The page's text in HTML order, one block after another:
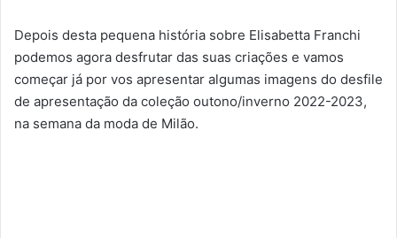
Depois desta pequena história sobre Elisabetta Franchi
podemos agora desfrutar das suas criações e vamos
começar já por vos apresentar algumas imagens do desfile
de apresentação da coleção outono/inverno 2022-2023,
na semana da moda de Milão.